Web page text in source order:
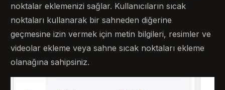
noktalar eklemenizi sağlar. Kullanıcıların sıcak
noktaları kullanarak bir sahneden diğerine
geçmesine izin vermek için metin bilgileri, resimler ve
videolar ekleme veya sahne sıcak noktaları ekleme
olanağına sahipsiniz.